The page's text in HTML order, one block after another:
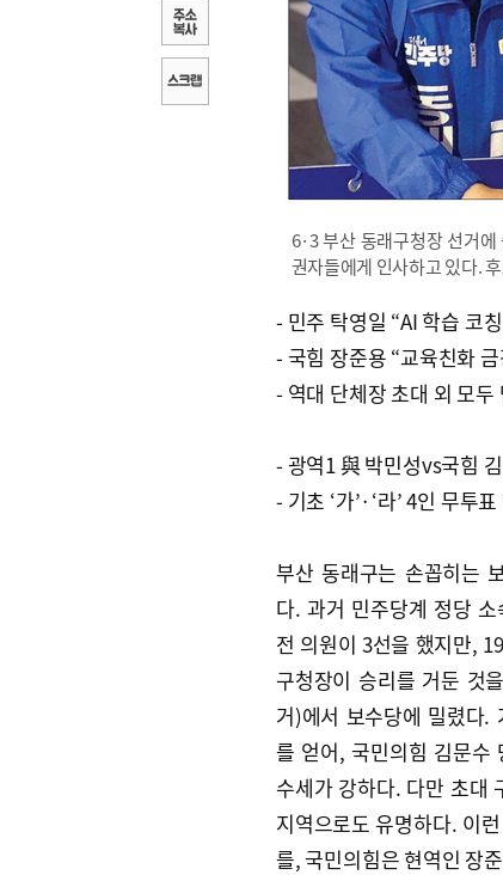
6·3 부산 동래구청장 선거
권자들에게 인사하고 있다.
- 민주 탁영일 “AI 학습 코
- 국힘 장준용 “교육친화
- 역대 단체장 초대 외 모두
- 광역1 與 박민성vs국힘
- 기초 ‘가’·‘라’ 4인 무투
부산 동래구는 손꼽히는
다. 과거 민주당계 정당 소
전 의원이 3선을 했지만,
구청장이 승리를 거둔 것
거)에서 보수당에 밀렸다.
를 얻어, 국민의힘 김문수
수세가 강하다. 다만 초대
지역으로도 유명하다. 이
를, 국민의힘은 현역인 장